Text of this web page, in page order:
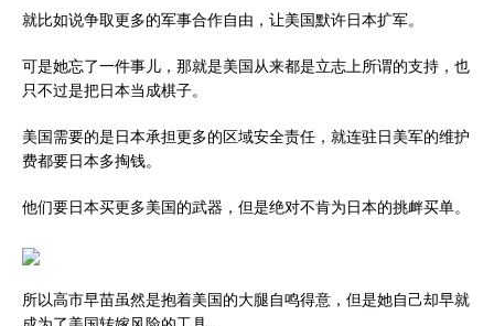
就比如说争取更多的军事合作自由，让美国默许日本扩军。
可是她忘了一件事儿，那就是美国从来都是立志上所谓的支持，也
只不过是把日本当成棋子。
美国需要的是日本承担更多的区域安全责任，就连驻日美军的维护
费都要日本多掏钱。
他们要日本买更多美国的武器，但是绝对不肯为日本的挑衅买单。
所以高市早苗虽然是抱着美国的大腿自鸣得意，但是她自己却早就